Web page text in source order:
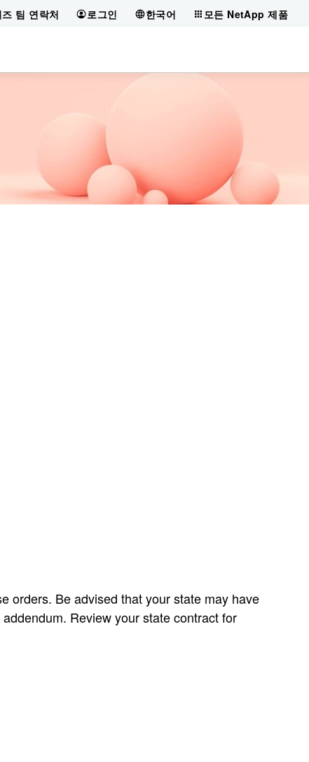
팀 연락처 로그인 한국어 모든 NetApp 제품
orders. Be advised that your state may have
Review your state contract for